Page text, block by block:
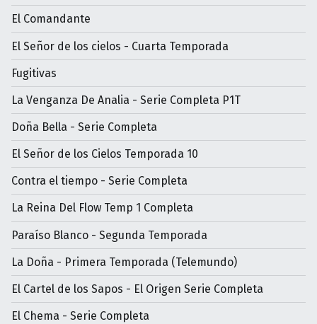
El Comandante
El Señor de los cielos - Cuarta Temporada
Fugitivas
La Venganza De Analia - Serie Completa P1T
Doña Bella - Serie Completa
El Señor de los Cielos Temporada 10
Contra el tiempo - Serie Completa
La Reina Del Flow Temp 1 Completa
Paraíso Blanco - Segunda Temporada
La Doña - Primera Temporada (Telemundo)
El Cartel de los Sapos - El Origen Serie Completa
El Chema - Serie Completa